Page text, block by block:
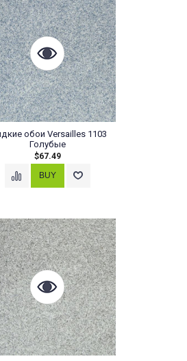
обои Versailles 1103
Голубые
$67.49